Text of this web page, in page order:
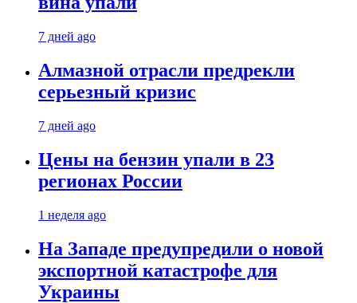
7 дней ago
Алмазной отрасли предрекли
серьезный кризис
7 дней ago
Цены на бензин упали в 23
регионах России
1 неделя ago
На Западе предупредили о новой
экспортной катастрофе для
Украины